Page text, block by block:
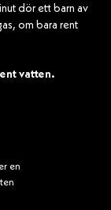
dör ett barn av
om bara rent
vatten.
en